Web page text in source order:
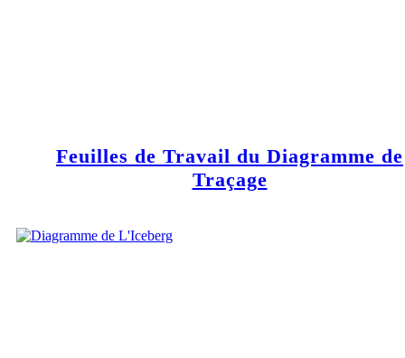
Feuilles de Travail du Diagramme de
Traçage